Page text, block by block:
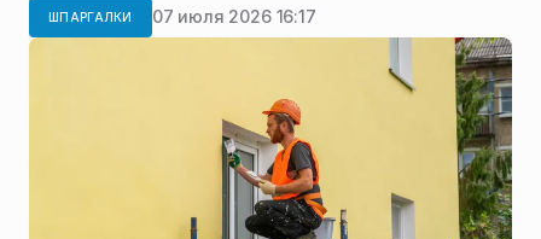
ШПАРГАЛКИ 07 июля 2026 16:17